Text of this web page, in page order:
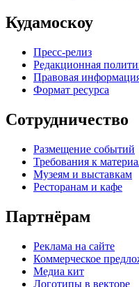
Кудамоскоу
Пресс-релиз
Редакционная
Правовая
Формат ресурса
Сотрудничество
Размещение событий
Требования к
Музеям и выставкам
Ресторанам и кафе
Партнёрам
Реклама на сайте
Коммерческое
Медиа кит
Логотипы в векторе